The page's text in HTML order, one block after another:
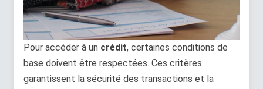
Pour accéder à un crédit, certaines conditions de
base doivent être respectées. Ces critères
garantissent la sécurité des transactions et la